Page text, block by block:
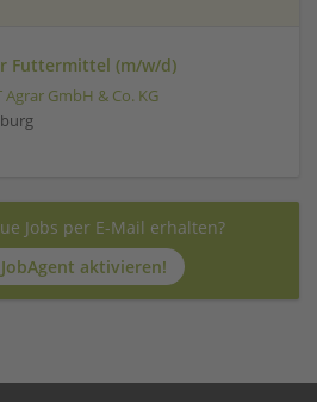
Futtermittel (m/w/d)
Agrar GmbH & Co. KG
Jobs per E-Mail erhalten?
aktivieren!